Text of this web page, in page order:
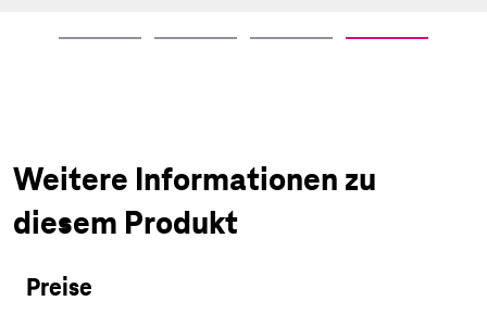
Weitere Informationen zu
diesem Produkt
Preise